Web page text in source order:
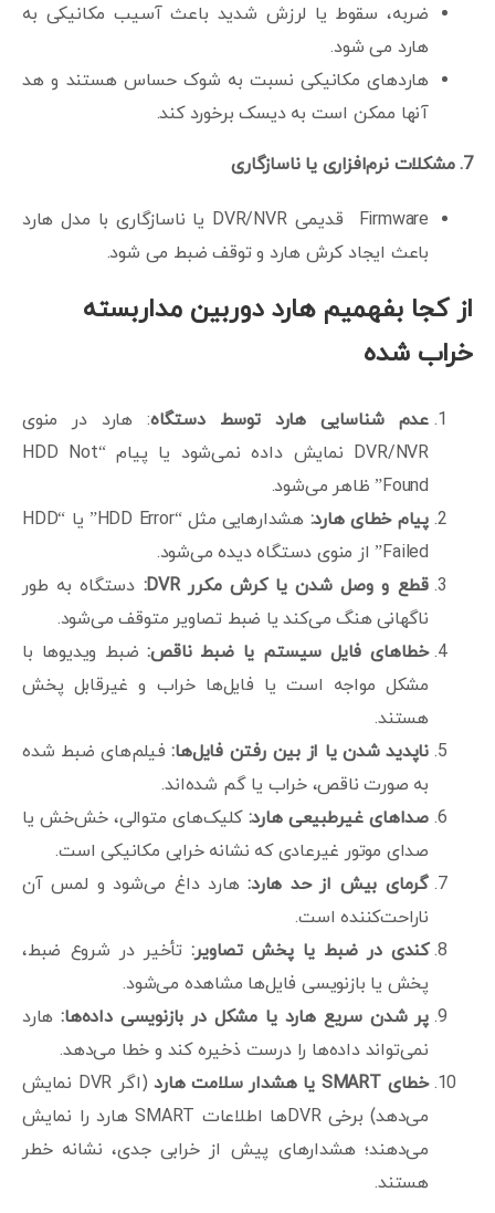
ضربه، سقوط یا لرزش شدید باعث آسیب مکانیکی به
هارد می شود.
هاردهای مکانیکی نسبت به شوک حساس هستند و هد
آنها ممکن است به دیسک برخورد کند.
7. مشکلات نرم‌افزاری یا ناسازگاری
Firmware قدیمی DVR/NVR یا ناسازگاری با مدل هارد
باعث ایجاد کرش هارد و توقف ضبط می شود.
از کجا بفهمیم هارد دوربین مداربسته
خراب شده
عدم شناسایی هارد توسط دستگاه: هارد در منوی
DVR/NVR نمایش داده نمی‌شود یا پیام “HDD Not
Found” ظاهر می‌شود.
پیام خطای هارد:
هشدارهایی مثل “HDD Error” یا “HDD
Failed” از منوی دستگاه دیده می‌شود.
قطع و وصل شدن یا کرش مکرر DVR:
دستگاه به طور
ناگهانی هنگ می‌کند یا ضبط تصاویر متوقف می‌شود.
خطاهای فایل سیستم یا ضبط ناقص: ضبط ویدیوها با
مشکل مواجه است یا فایل‌ها خراب و غیرقابل پخش
هستند.
ناپدید شدن یا از بین رفتن فایل‌ها: فیلم‌های ضبط شده
به صورت ناقص، خراب یا گم شده‌اند.
صداهای غیرطبیعی هارد:کلیک‌های متوالی، خش‌خش یا
صدای موتور غیرعادی که نشانه خرابی مکانیکی است.
گرمای بیش از حد هارد:هارد داغ می‌شود و لمس آن
ناراحت‌کننده است.
کندی در ضبط یا پخش تصاویر: تأخیر در شروع ضبط،
پخش یا بازنویسی فایل‌ها مشاهده می‌شود.
پر شدن سریع هارد یا مشکل در بازنویسی داده‌ها: هارد
نمی‌تواند داده‌ها را درست ذخیره کند و خطا می‌دهد.
خطای SMART یا هشدار سلامت هارد
(اگر DVR نمایش
می‌دهد) برخی DVRها اطلاعات SMART هارد را نمایش
می‌دهند؛ هشدارهای پیش از خرابی جدی، نشانه خطر
هستند.